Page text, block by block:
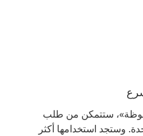
ستتمكن من طلب
وستجد استخدامها أكثر